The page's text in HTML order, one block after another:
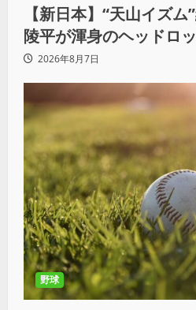
【新日本】“天山イズ
陵平が渾身のヘッドロ
らタップ奪取 執念の「
2026年8月7日
野球